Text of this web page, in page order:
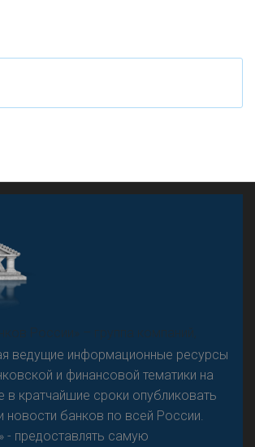
России» – группа компаний,
ведущие информационные ресурсы
и финансовой тематики на
в кратчайшие сроки опубликовать
банков по всей России.
- предоставлять самую